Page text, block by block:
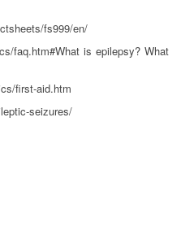
fs999/en/
faq.htm#What is epilepsy? What
first-aid.htm
seizures/